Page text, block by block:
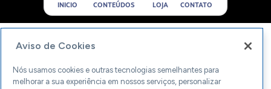
INICIO CONTEÚDOS LOJA CONTATO
Aviso de Cookies
Nós usamos cookies e outras tecnologias semelhantes para
melhorar a sua experiência em nossos serviços, personalizar